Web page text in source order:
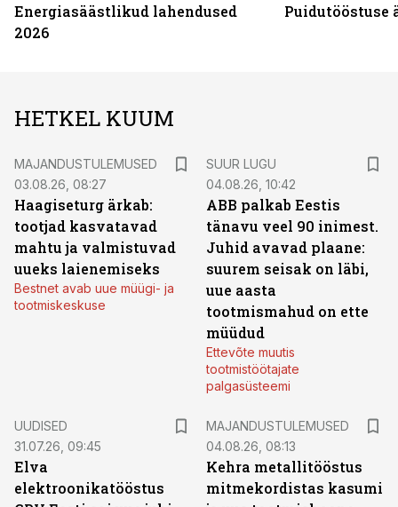
Energiasäästlikud lahendused
2026
Puidutööstuse
HETKEL KUUM
MAJANDUSTULEMUSED
03.08.26, 08:27
Haagiseturg ärkab:
tootjad kasvatavad
mahtu ja valmistuvad
uueks laienemiseks
Bestnet avab uue müügi- ja
tootmiskeskuse
SUUR LUGU
04.08.26, 10:42
ABB palkab Eestis
tänavu veel 90 inimest.
Juhid avavad plaane:
suurem seisak on läbi,
uue aasta
tootmismahud on ette
müüdud
Ettevõte muutis
tootmistöötajate
palgasüsteemi
UUDISED
31.07.26, 09:45
Elva
elektroonikatööstus
MAJANDUSTULEMUSED
04.08.26, 08:13
Kehra metallitööstus
mitmekordistas kasumi